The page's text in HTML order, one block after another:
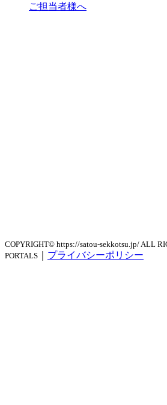
ご担当者様へ
COPYRIGHT© https://satou-sekkotsu.jp/ ALL
PORTALS
プライバシーポリシー